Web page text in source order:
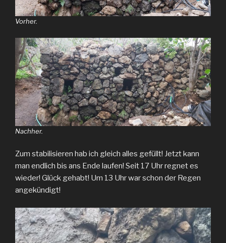
Vorher.
Nachher.
Zum stabilisieren hab ich gleich alles gefüllt! Jetzt kann
man endlich bis ans Ende laufen! Seit 17 Uhr regnet es
wieder! Glück gehabt! Um 13 Uhr war schon der Regen
angekündigt!